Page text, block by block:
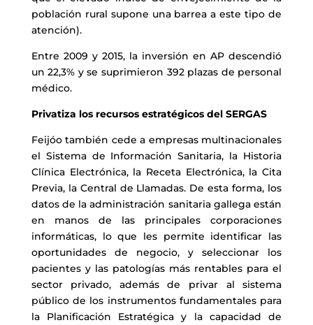
población rural supone una barrea a este tipo de
atención).
Entre 2009 y 2015, la inversión en AP descendió
un 22,3% y se suprimieron 392 plazas de personal
médico.
Privatiza los recursos estratégicos del SERGAS
Feijóo también cede a empresas multinacionales
el Sistema de Información Sanitaria, la Historia
Clínica Electrónica, la Receta Electrónica, la Cita
Previa, la Central de Llamadas. De esta forma, los
datos de la administración sanitaria gallega están
en manos de las principales corporaciones
informáticas, lo que les permite identificar las
oportunidades de negocio, y seleccionar los
pacientes y las patologías más rentables para el
sector privado, además de privar al sistema
público de los instrumentos fundamentales para
la Planificación Estratégica y la capacidad de